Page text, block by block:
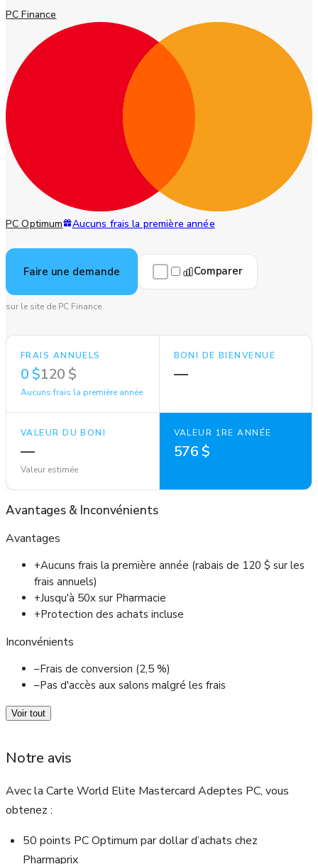
PC Finance
PC Optimum Aucuns frais la première année
Faire une demande Comparer
sur le site de PC Finance
FRAIS ANNUELS
0 $120 $
Aucuns frais la première année
BONI DE BIENVENUE
—
VALEUR DU BONI
—
Valeur estimée
VALEUR 1RE ANNÉE
576 $
Avantages & Inconvénients
Avantages
+Aucuns frais la première année (rabais de 120 $ sur les
frais annuels)
+Jusqu'à 50x sur Pharmacie
+Protection des achats incluse
Inconvénients
–Frais de conversion (2,5 %)
–Pas d'accès aux salons malgré les frais
Voir tout
Notre avis
Avec la Carte World Elite Mastercard Adeptes PC, vous
obtenez :
50 points PC Optimum par dollar d’achats chez
Pharmaprix